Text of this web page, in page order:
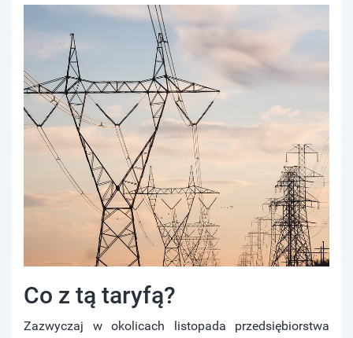
Co z tą taryfą?
Zazwyczaj w okolicach listopada przedsiębiorstwa